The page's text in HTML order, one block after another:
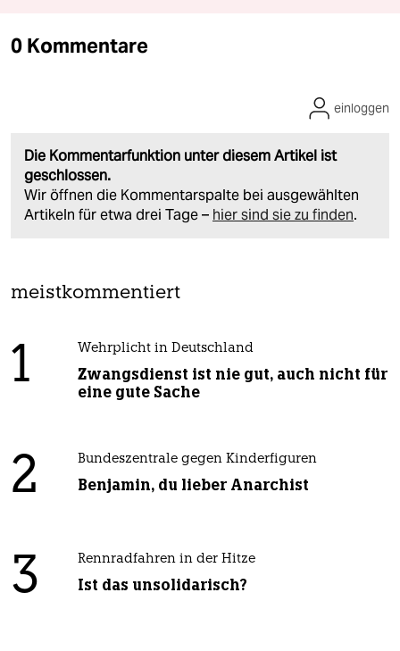
0 Kommentare
Die Kommentarfunktion unter diesem Artikel ist
geschlossen.
Wir öffnen die Kommentarspalte bei ausgewählten
Artikeln für etwa drei Tage – hier sind sie zu finden.
einloggen
meistkommentiert
1 Wehrplicht in Deutschland
Zwangsdienst ist nie gut, auch nicht für
eine gute Sache
2 Bundeszentrale gegen Kinderfiguren
Benjamin, du lieber Anarchist
3 Rennradfahren in der Hitze
Ist das unsolidarisch?